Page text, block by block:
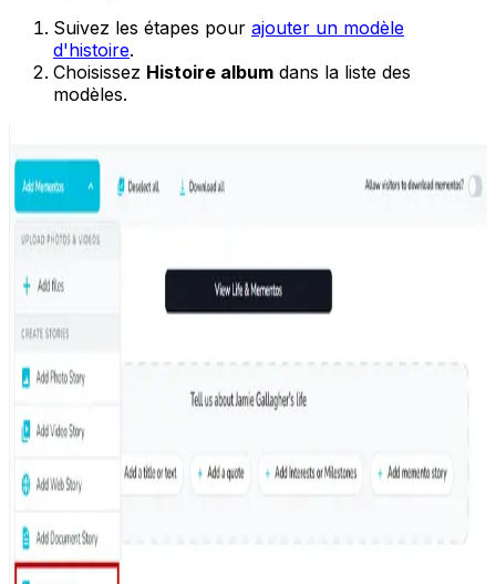
Suivez les étapes pour ajouter un modèle
d'histoire.
Choisissez Histoire album dans la liste des
modèles.